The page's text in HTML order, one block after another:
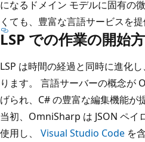
になるドメイン モデルに固有の
くても、豊富な言語サービスを提
LSP での作業の開始
LSP は時間の経過と同時に進化
ります。 言語サーバーの概念が
げられ、C# の豊富な編集機能が
当初、OmniSharp は JSON ペイ
使用し、 Visual Studio Code を